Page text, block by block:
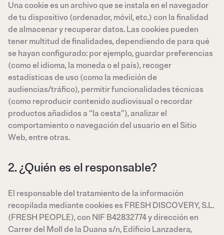
Una cookie es un archivo que se instala en el navegador
de tu dispositivo (ordenador, móvil, etc.) con la finalidad
de almacenar y recuperar datos. Las cookies pueden
tener multitud de finalidades, dependiendo de para qué
se hayan configurado: por ejemplo, guardar preferencias
(como el idioma, la moneda o el país), recoger
estadísticas de uso (como la medición de
audiencias/tráfico), permitir funcionalidades técnicas
(como reproducir contenido audiovisual o recordar
productos añadidos a “la cesta”), analizar el
comportamiento o navegación del usuario en el Sitio
Web, entre otras.
2. ¿Quién es el responsable?
El responsable del tratamiento de la información
recopilada mediante cookies es FRESH DISCOVERY, S.L.
(FRESH PEOPLE), con NIF B42832774 y dirección en
Carrer del Moll de la Duana s/n, Edificio Lanzadera,